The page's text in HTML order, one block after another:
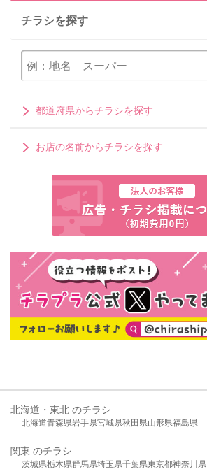
チラシを探す
都道府県からチラシを探す
お店の名前からチラシを探す
北海道・東北 のチラシ
北海道青森県岩手県宮城県秋田県山形県福島県
関東 のチラシ
茨城県栃木県群馬県埼玉県千葉県東京都神奈川県